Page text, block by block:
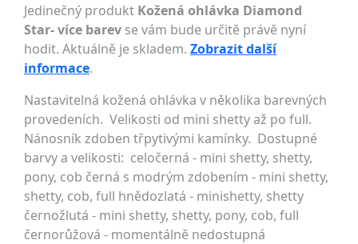
Jedinečný produkt Kožená ohlávka Diamond
Star- více barev se vám bude určitě právě nyní
hodit. Aktuálně je skladem. Zobrazit další
informace.
Nastavitelná kožená ohlávka v několika barevných
provedeních. Velikosti od mini shetty až po full.
Nánosník zdoben třpytivými kamínky. Dostupné
barvy a velikosti: celočerná - mini shetty, shetty,
pony, cob černá s modrým zdobením - mini shetty,
shetty, cob, full hnědozlatá - minishetty, shetty
černožlutá - mini shetty, shetty, pony, cob, full
černorůžová - momentálně nedostupná